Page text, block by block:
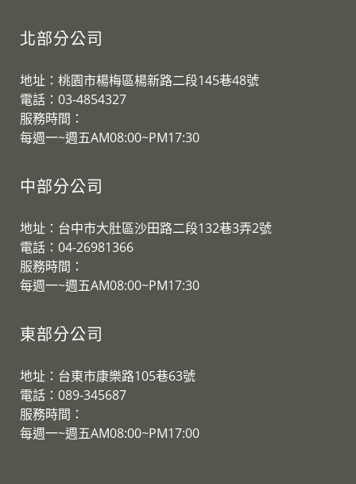
北部分公司
地址：桃園市楊梅區楊新路二段145巷48號
電話：03-4854327
服務時間：
​每週一~週五AM08:00~PM17:30
中部分公司
地址：台中市大肚區沙田路二段132巷3弄2號
電話：04-26981366
服務時間：
​每週一~週五AM08:00~PM17:30
東部分公司
地址：台東市康樂路105巷63號
電話：089-345687
服務時間：
​每週一~週五AM08:00~PM17:00